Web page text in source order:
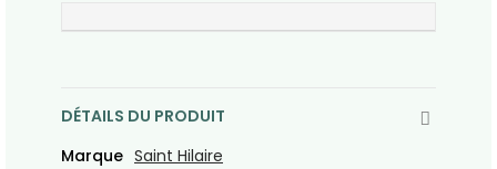
DÉTAILS DU PRODUIT
Marque Saint Hilaire